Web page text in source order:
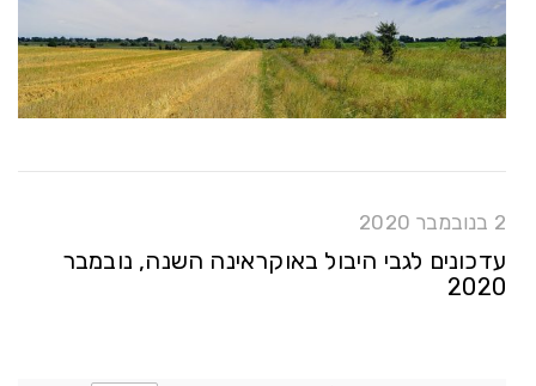
2 בנובמבר 2020
עדכונים לגבי היבול באוקראינה השנה, נובמבר
2020